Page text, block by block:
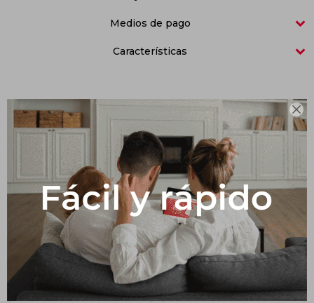

Medios de pago
Características
Productos que te pueden interesar